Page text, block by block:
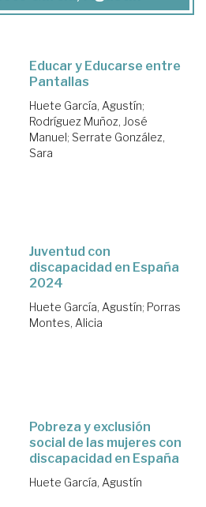
Educar y Educarse entre
Pantallas
Huete García, Agustín;
Rodríguez Muñoz, José
Manuel; Serrate González,
Sara
Juventud con
discapacidad en España
2024
Huete García, Agustín; Porras
Montes, Alicia
Pobreza y exclusión
social de las mujeres con
discapacidad en España
Huete García, Agustín